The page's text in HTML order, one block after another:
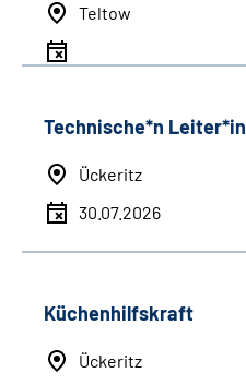
Teltow
Technische*n Leiter*in
Ückeritz
30.07.2026
Küchenhilfskraft
Ückeritz